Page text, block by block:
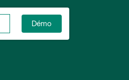
Démo